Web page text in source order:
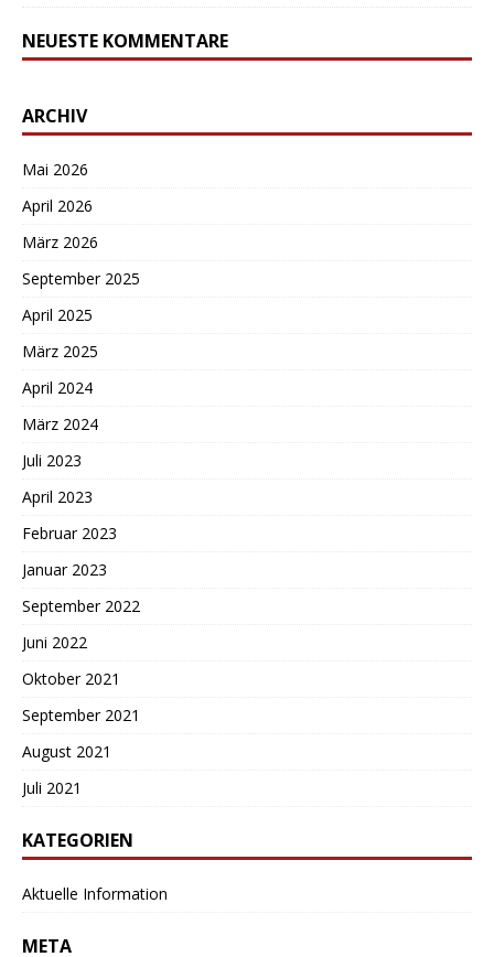
NEUESTE KOMMENTARE
ARCHIV
Mai 2026
April 2026
März 2026
September 2025
April 2025
März 2025
April 2024
März 2024
Juli 2023
April 2023
Februar 2023
Januar 2023
September 2022
Juni 2022
Oktober 2021
September 2021
August 2021
Juli 2021
KATEGORIEN
Aktuelle Information
META